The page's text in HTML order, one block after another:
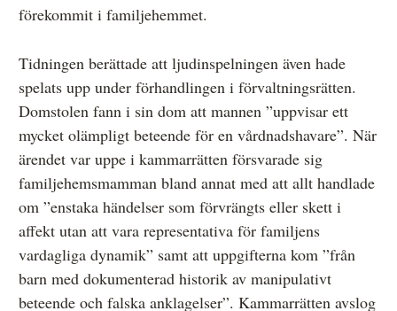
förekommit i familjehemmet.
Tidningen berättade att ljudinspelningen även hade
spelats upp under förhandlingen i förvaltningsrätten.
Domstolen fann i sin dom att mannen ”uppvisar ett
mycket olämpligt beteende för en vårdnadshavare”. När
ärendet var uppe i kammarrätten försvarade sig
familjehemsmamman bland annat med att allt handlade
om ”enstaka händelser som förvrängts eller skett i
affekt utan att vara representativa för familjens
vardagliga dynamik” samt att uppgifterna kom ”från
barn med dokumenterad historik av manipulativt
beteende och falska anklagelser”. Kammarrätten avslog